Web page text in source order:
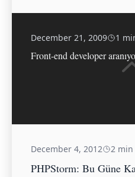
December 21, 2009 1
Front-end developer
December 4, 2012 2 min
PHPStorm: Bu Güne